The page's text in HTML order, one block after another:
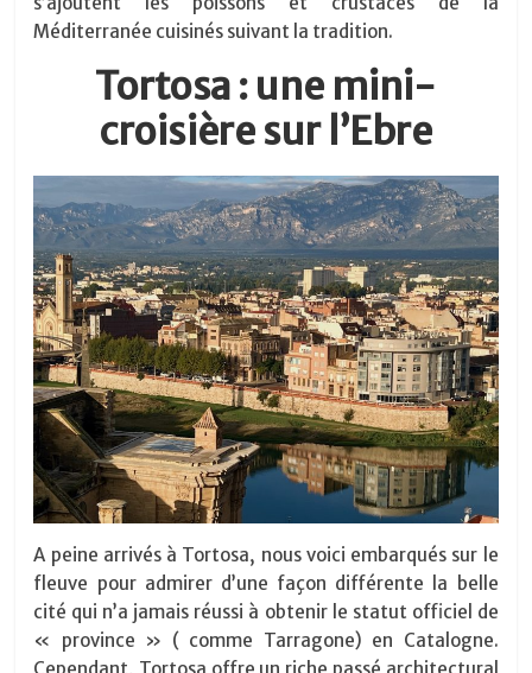
Méditerranée cuisinés suivant la tradition.
Tortosa : une mini-
croisière sur l’Ebre
A peine arrivés à Tortosa, nous voici embarqués sur le
fleuve pour admirer d’une façon différente la belle
cité qui n’a jamais réussi à obtenir le statut officiel de
« province » ( comme Tarragone) en Catalogne.